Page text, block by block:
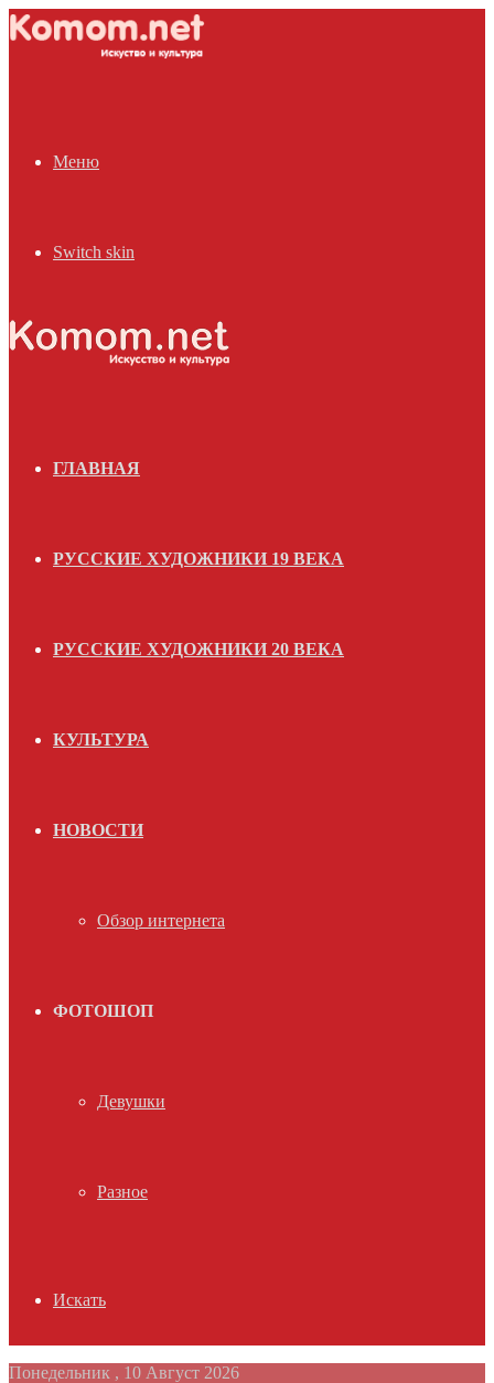
Меню
Switch skin
ГЛАВНАЯ
РУССКИЕ ХУДОЖНИКИ 19 ВЕКА
РУССКИЕ ХУДОЖНИКИ 20 ВЕКА
КУЛЬТУРА
НОВОСТИ
Обзор интернета
ФОТОШОП
Девушки
Разное
Искать
Понедельник , 10 Август 2026